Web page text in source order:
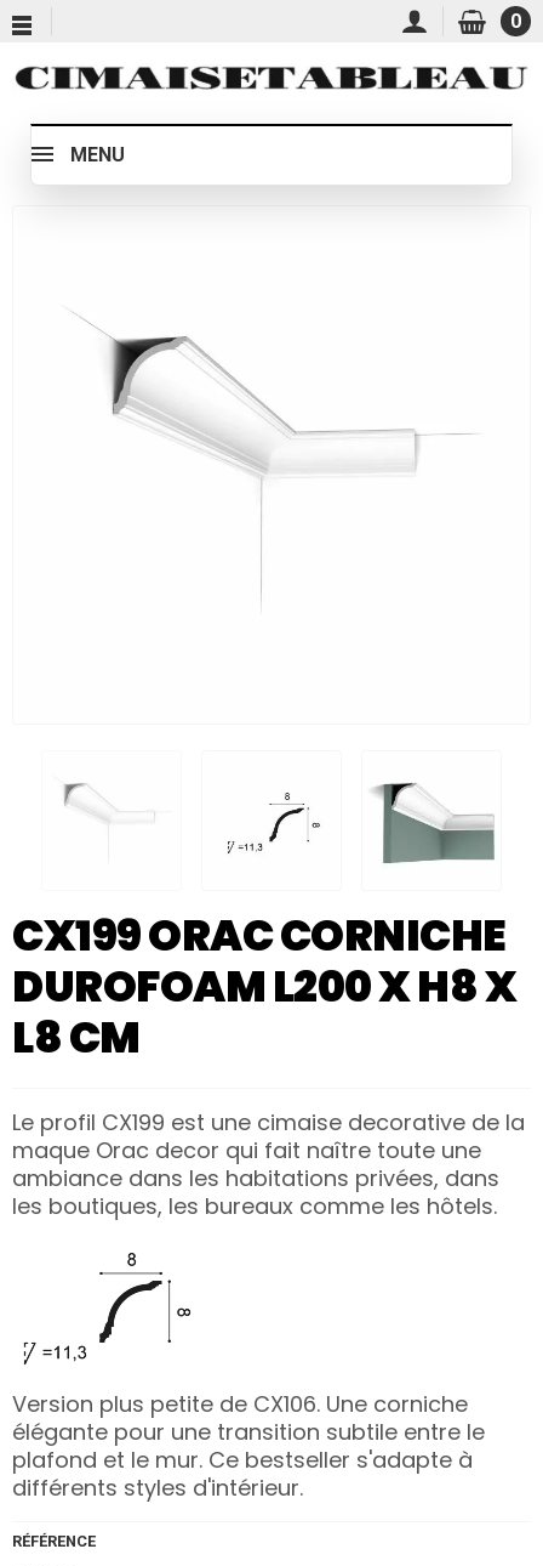
0
MENU
CX199 ORAC CORNICHE
DUROFOAM L200 X H8 X
L8 CM
Le profil CX199 est une cimaise decorative de la
maque Orac decor qui fait naître toute une
ambiance dans les habitations privées, dans
les boutiques, les bureaux comme les hôtels.
Version plus petite de CX106. Une corniche
élégante pour une transition subtile entre le
plafond et le mur. Ce bestseller s'adapte à
différents styles d'intérieur.
RÉFÉRENCE